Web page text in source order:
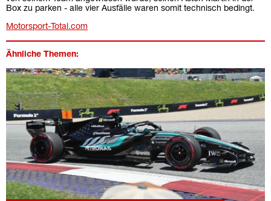
Box zu parken - alle vier Ausfälle waren somit technisch bedingt.
Motorsport-Total.com
Ähnliche Themen: